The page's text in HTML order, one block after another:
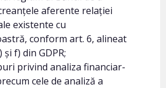
aferente relației
existente cu
conform art. 6, alineat
și f) din GDPR;
privind analiza financiar-
cele de analiză a